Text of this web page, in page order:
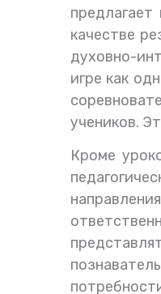
качестве
духовно-
игре как
учеников.
Кроме